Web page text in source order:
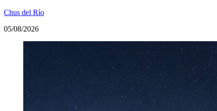
Chus del Río
05/08/2026